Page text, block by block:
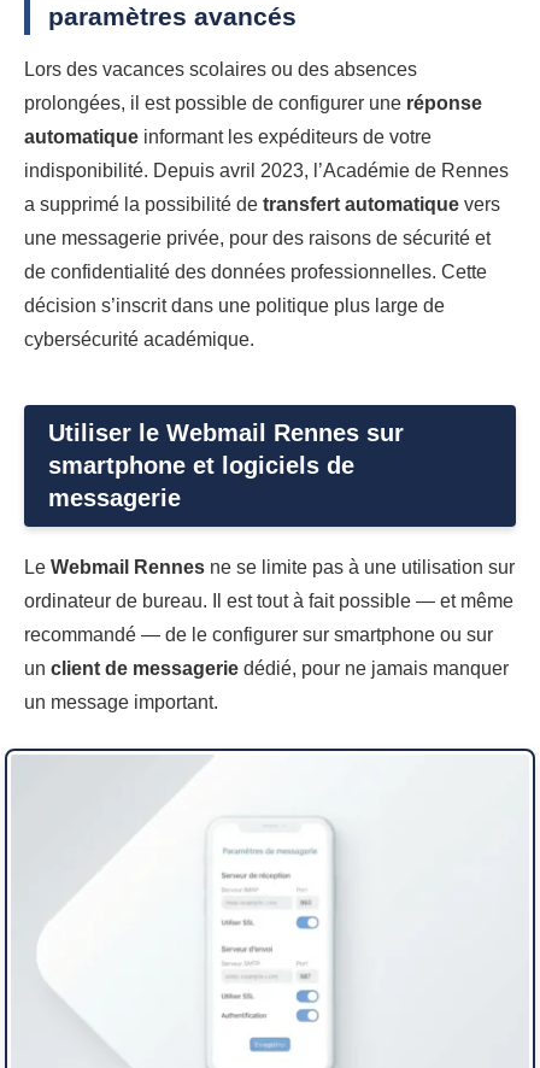
paramètres avancés
Lors des vacances scolaires ou des absences
prolongées, il est possible de configurer une réponse
automatique informant les expéditeurs de votre
indisponibilité. Depuis avril 2023, l’Académie de Rennes
a supprimé la possibilité de transfert automatique vers
une messagerie privée, pour des raisons de sécurité et
de confidentialité des données professionnelles. Cette
décision s’inscrit dans une politique plus large de
cybersécurité académique.
Utiliser le Webmail Rennes sur
smartphone et logiciels de
messagerie
Le Webmail Rennes ne se limite pas à une utilisation sur
ordinateur de bureau. Il est tout à fait possible — et même
recommandé — de le configurer sur smartphone ou sur
un client de messagerie dédié, pour ne jamais manquer
un message important.